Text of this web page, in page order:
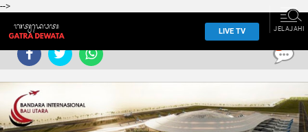
-->
LIVE TV JELAJAHI